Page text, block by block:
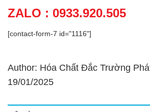
ZALO : 0933.920.505
[contact-form-7 id="1116"]
Author: Hóa Chất Đắc Trường
19/01/2025